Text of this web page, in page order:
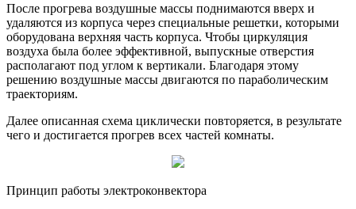
После прогрева воздушные массы поднимаются вверх и
удаляются из корпуса через специальные решетки, которыми
оборудована верхняя часть корпуса. Чтобы циркуляция
воздуха была более эффективной, выпускные отверстия
располагают под углом к вертикали. Благодаря этому
решению воздушные массы двигаются по параболическим
траекториям.
Далее описанная схема циклически повторяется, в результате
чего и достигается прогрев всех частей комнаты.
Принцип работы электроконвектора